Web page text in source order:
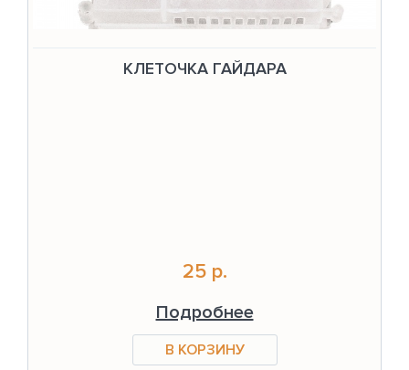
КЛЕТОЧКА ГАЙДАРА
25 р.
Подробнее